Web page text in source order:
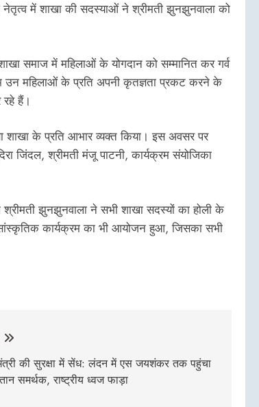
नेतृत्व में शाखा की सदस्याओं ने श्रीमती झुनझुनवाला को
समाज में महिलाओं के योगदान को सम्मानित कर गर्व
महिलाओं के प्रति अपनी कृतज्ञता प्रकट करने के
हैं।
शाखा के प्रति आभार व्यक्त किया। इस अवसर पर
जिंदल, श्रीमती मंजू पाटनी, कार्यक्रम संयोजिका
झुनझुनवाला ने सभी शाखा सदस्यों का होली के
कार्यक्रम का भी आयोजन हुआ, जिसका सभी
की सुरक्षा में सेंध: लंदन में एस जयशंकर तक पहुंचा
समर्थक, राष्ट्रीय ध्वज फाड़ा